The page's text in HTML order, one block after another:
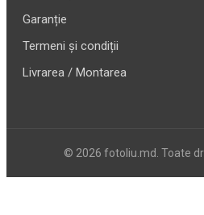
Garanție
Termeni și condiții
Livrarea / Montarea
© 2026 fotoliu.md. Toate